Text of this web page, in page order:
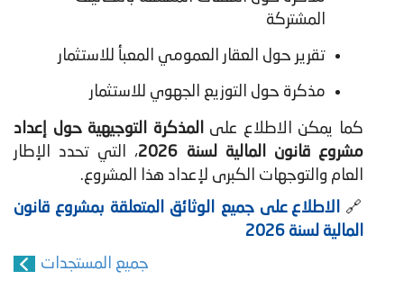
المشتركة
تقرير حول العقار العمومي المعبأ للاستثمار
مذكرة حول التوزيع الجهوي للاستثمار
كما يمكن الاطلاع علىالمذكرة التوجيهية حول إعداد
مشروع قانون المالية لسنة 2026
، التي تحدد الإطار
العام والتوجهات الكبرى لإعداد هذا المشروع.
🔗الاطلاع على جميع الوثائق المتعلقة بمشروع قانون
المالية لسنة 2026
جميع المستجدات